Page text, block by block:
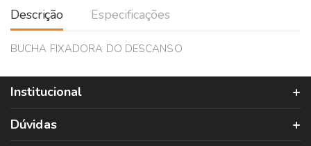
Descrição Especificações
BUCHA FIXADORA DO DESCANSO
Institucional
Dúvidas